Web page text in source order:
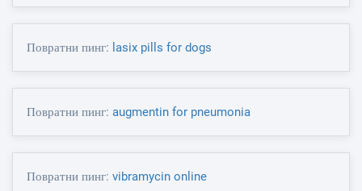
Повратни пинг: lasix pills for dogs
Повратни пинг: augmentin for pneumonia
Повратни пинг: vibramycin online